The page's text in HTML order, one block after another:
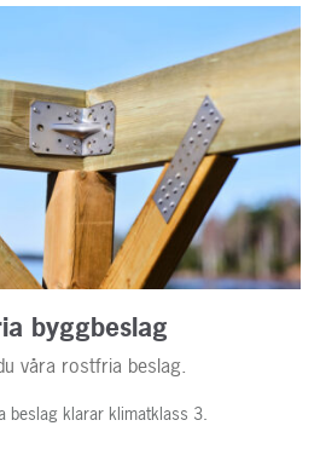
byggbeslag
våra rostfria beslag.
beslag klarar klimatklass 3.